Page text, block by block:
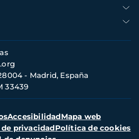
- Madrid, España
33439
AccesibilidadMapa web
privacidadPolítica de cookies